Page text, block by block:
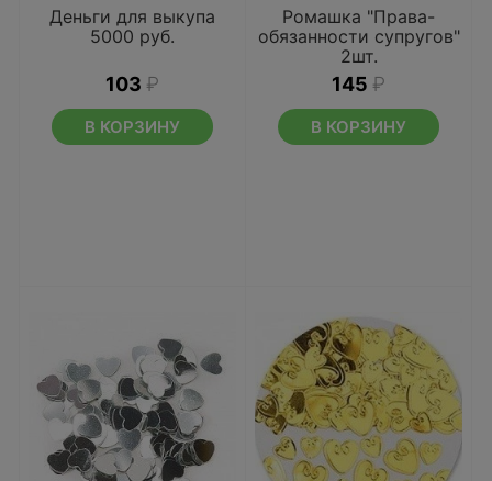
Деньги для выкупа
5000 руб.
103 ₽
В КОРЗИНУ
Ромашка "Права-
обязанности супругов"
2шт.
145 ₽
В КОРЗИНУ